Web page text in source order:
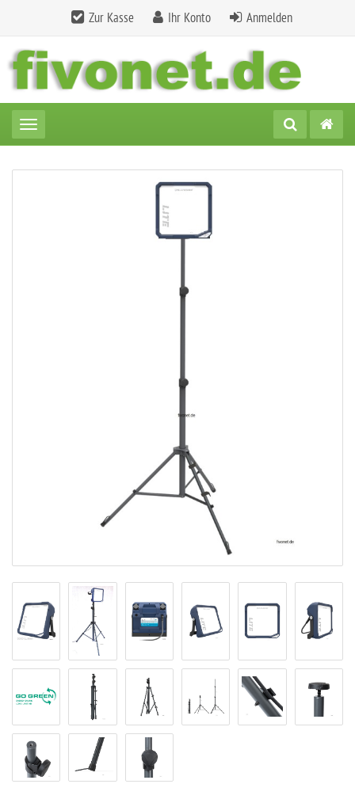
Zur Kasse Ihr Konto Anmelden
Toggle navigation